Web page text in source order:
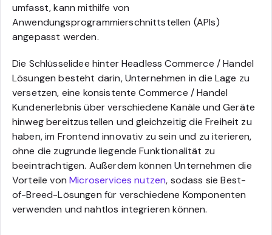
umfasst, kann mithilfe von
Anwendungsprogrammierschnittstellen (APIs)
angepasst werden.
Die Schlüsselidee hinter Headless Commerce / Handel
Lösungen besteht darin, Unternehmen in die Lage zu
versetzen, eine konsistente Commerce / Handel
Kundenerlebnis über verschiedene Kanäle und Geräte
hinweg bereitzustellen und gleichzeitig die Freiheit zu
haben, im Frontend innovativ zu sein und zu iterieren,
ohne die zugrunde liegende Funktionalität zu
beeinträchtigen. Außerdem können Unternehmen die
Vorteile vonMicroservices nutzen, sodass sie Best-
of-Breed-Lösungen für verschiedene Komponenten
verwenden und nahtlos integrieren können.